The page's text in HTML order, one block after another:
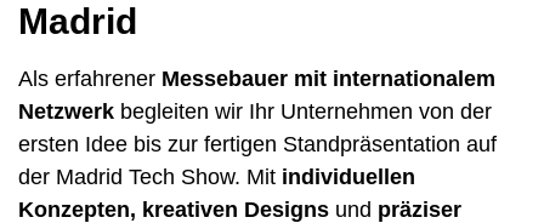
Madrid
Als erfahrener Messebauer mit internationalem
Netzwerk begleiten wir Ihr Unternehmen von der
ersten Idee bis zur fertigen Standpräsentation auf
der Madrid Tech Show. Mit individuellen
Konzepten, kreativen Designs und präziser